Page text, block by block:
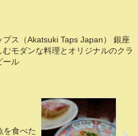
プス（Akatsuki Taps Japan） 銀座
むモダンな料理とオリジナルのクラ
ール
を食べた